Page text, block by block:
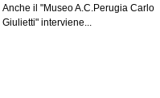
Anche il "Museo A.C.Perugia Carlo
Giulietti" interviene...